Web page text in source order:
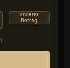
anderer
Betrag